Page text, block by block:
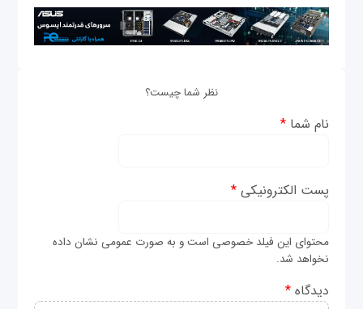
نظر شما چیست؟
نام شما*
پست الکترونیکی*
محتوای این فیلد خصوصی است و به صورت عمومی نشان داده
نخواهد شد.
دیدگاه*